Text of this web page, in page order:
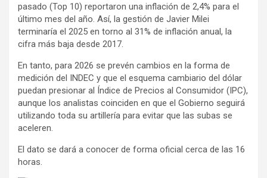
pasado (Top 10) reportaron una inflación de 2,4% para el
último mes del año. Así, la gestión de Javier Milei
terminaría el 2025 en torno al 31% de inflación anual, la
cifra más baja desde 2017.
En tanto, para 2026 se prevén cambios en la forma de
medición del INDEC y que el esquema cambiario del dólar
puedan presionar al Índice de Precios al Consumidor (IPC),
aunque los analistas coinciden en que el Gobierno seguirá
utilizando toda su artillería para evitar que las subas se
aceleren.
El dato se dará a conocer de forma oficial cerca de las 16
horas.